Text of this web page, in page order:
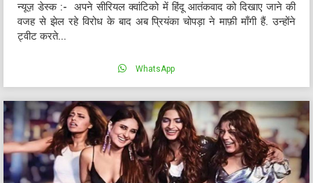
न्यूज़ डेस्क :- अपने सीरियल क्वांटिको में हिंदू आतंकवाद को दिखाए जाने की
वजह से झेल रहे विरोध के बाद अब प्रियंका चोपड़ा ने माफ़ी माँगी हैं. उन्होंने
ट्वीट करते...
WhatsApp